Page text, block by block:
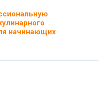
начинающих